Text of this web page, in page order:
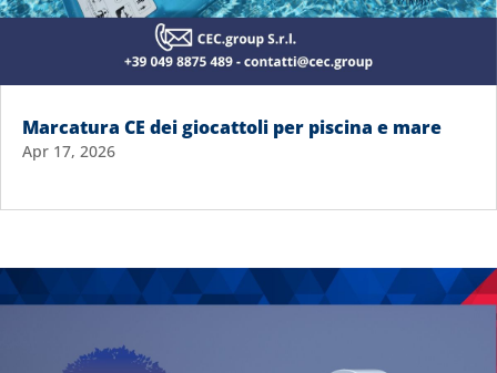
Marcatura CE dei giocattoli per piscina e mare
Apr 17, 2026